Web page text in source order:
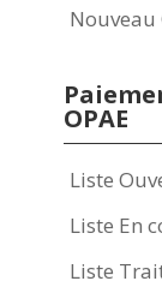
Nouveau
OPAE
Liste
Liste En
Liste